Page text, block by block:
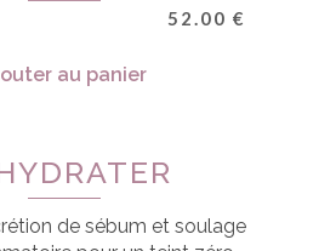
52.00 €
au panier
de sébum et soulage